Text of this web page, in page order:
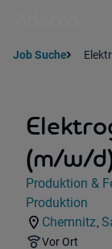
Job Suche
(m/w/
Jobdetails
Kategorie:
Produktion &
Industry:
Produktion
Standorte:
Chemnitz,
Remote
Vor Ort